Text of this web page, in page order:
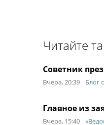
Читайте
Советник
Вчера, 20:39 Блог
Главное из
Вчера, 15:40